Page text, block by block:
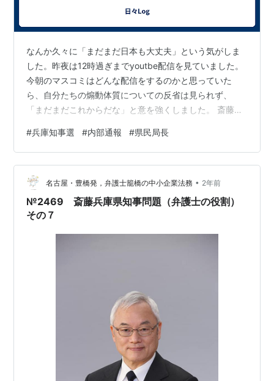
なんか久々に「まだまだ日本も大丈夫」という気がしま
した。昨夜は12時過ぎまでyoutbe配信を見ていました。
今朝のマスコミはどんな配信をするのかと思っていた
ら、自分たちの煽動体質についての反省は見られず、
「まだまだこれからだな」と意を強くしました。 斎藤元
りで頭を下げている姿は、芯の強さと謙虚さを備えて見
えるようです。 ただ今後、県会議員とどう折り合いをつ
けていくのか「勝っては見たが、相当やりにくい」感じ
がします。はっきり言ってこれは県会議員（や一部県職
員）による旧態依然とした既得権益の争奪戦のようで
す。 なくなったも大丈夫」という気がしました…
#兵庫知事選 #内部通報 #県民局長
名古屋・豊橋発，弁護士籠橋の中小企業法務 • 2年前
№2469 斎藤兵庫県知事問題（弁護士の役割）
その７